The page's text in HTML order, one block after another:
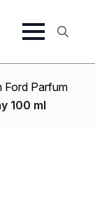
Ford Parfum
100 ml